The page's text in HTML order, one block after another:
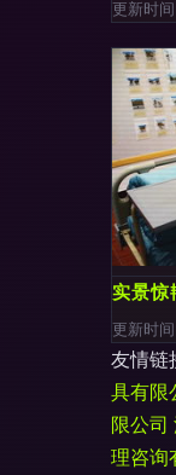
更新时
实景惊
更新时
友情链
具有限
限公司
理咨询